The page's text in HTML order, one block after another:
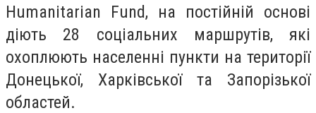
Humanitarian Fund, на постійній основі
діють 28 соціальних маршрутів, які
охоплюють населенні пункти на території
Донецької, Харківської та Запорізької
областей.